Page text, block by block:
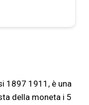
1897 1911, è una
della moneta i 5